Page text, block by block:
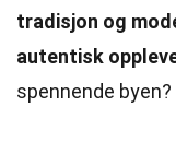
tradisjon og
autentisk
spennende byen?